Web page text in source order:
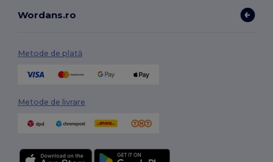
Wordans.ro
Metode de plată
Metode de livrare